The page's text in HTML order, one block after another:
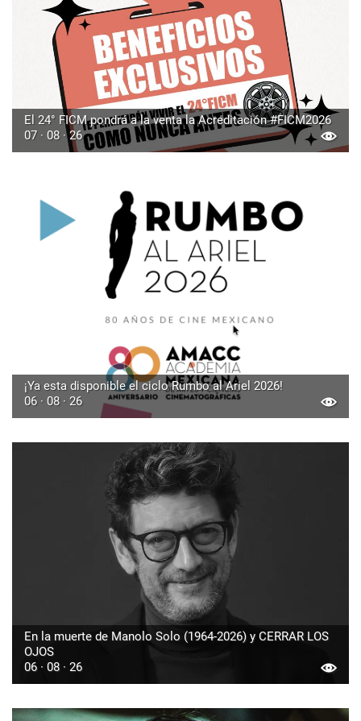
El 24° FICM pondrá a la venta la Acreditación #FICM2026
07 · 08 · 26
¡Ya esta disponible el ciclo Rumbo al Ariel 2026!
06 · 08 · 26
En la muerte de Manolo Solo (1964-2026) y CERRAR LOS
OJOS
06 · 08 · 26